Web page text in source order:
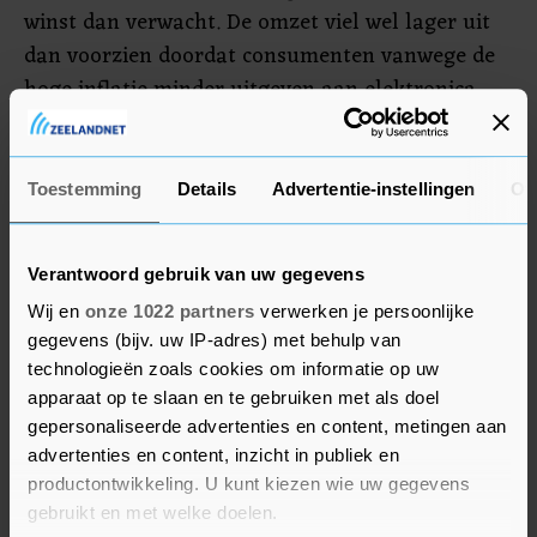
Toestemming Details Advertentie-instellingen
Verantwoord gebruik van uw gegevens
Wij en onze 1022 partners verwerken je persoonlijke
gegevens (bijv. uw IP-adres) met behulp van
technologieën zoals cookies om informatie op uw
apparaat op te slaan en te gebruiken met als doel
gepersonaliseerde advertenties en content, metingen aan
advertenties en content, inzicht in publiek en
productontwikkeling. U kunt kiezen wie uw gegevens
gebruikt en met welke doelen.
winst dan verwacht. De omzet viel wel lager uit
dan voorzien doordat consumenten vanwege de
hoge inflatie minder uitgeven aan elektronica.
Het concern handhaafde echter zijn
jaarverwachtingen.
oliekoers
Snowflake werd 16,5 procent lager gezet. Het
cloudbedrijf, waar de Nederlander Frank
Slootman topman is, gaf een tegenvallende
verwachting af voor het huidige kwartaal. Ook
werd de omzetverwachting voor het hele jaar
verlaagd doordat bedrijven voorzichtiger zijn
geworden met de uitgaven aan cloudsoftware